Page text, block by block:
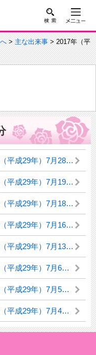
>主な出来事> 2017年（平
福山市長「主な出来事」 2017年（平成29年）7月28日（水曜日）～30日（日曜日）親善友好都市浦項市出張
福山市長「主な出来事」 2017年（平成29年）7月19日（水曜日）
福山市長「主な出来事」 2017年（平成29年）7月18日（火曜日）
福山市長「主な出来事」 2017年（平成29年）7月16日（日曜日）
福山市長「主な出来事」 2017年（平成29年）7月13日（木曜日）
福山市長「主な出来事」 2017年（平成29年）7月6日（木曜日）
福山市長「主な出来事」 2017年（平成29年）7月5日（水曜日）
福山市長「主な出来事」 2017年（平成29年）7月4日（火曜日）